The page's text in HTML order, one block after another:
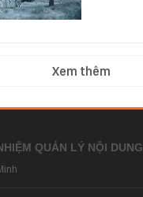
Xem thêm
QUẢN LÝ NỘI DUNG